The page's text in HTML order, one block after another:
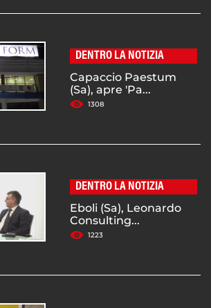
DENTRO LA NOTIZIA
Capaccio Paestum
(Sa), apre 'Pa...
1308
DENTRO LA NOTIZIA
Eboli (Sa), Leonardo
Consulting...
1223